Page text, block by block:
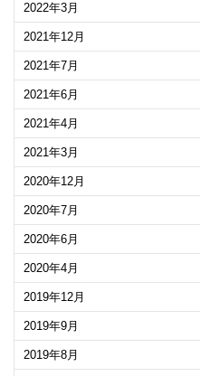
2022年3月
2021年12月
2021年7月
2021年6月
2021年4月
2021年3月
2020年12月
2020年7月
2020年6月
2020年4月
2019年12月
2019年9月
2019年8月